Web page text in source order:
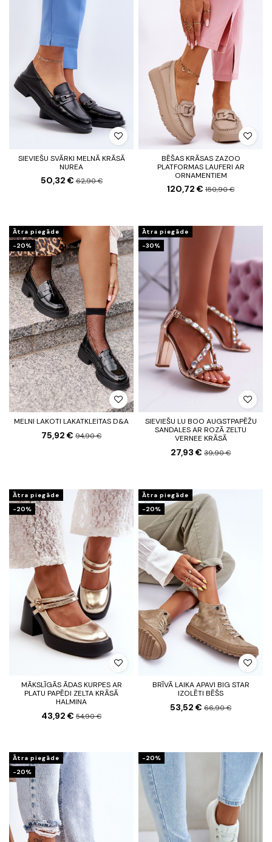
SIEVIEŠU SVĀRKI MELNĀ KRĀSĀ
NUREA
50,32 €62,90 €
BĒŠAS KRĀSAS ZAZOO
PLATFORMAS LAUFERI AR
ORNAMENTIEM
120,72 € 150,90 €
Ātra piegāde
-20%
MELNI LAKOTI LAKATKLEITAS D&A
75,92 € 94,90 €
Ātra piegāde
-30%
SIEVIEŠU LU BOO AUGSTPAPĒŽU
SANDALES AR ROZĀ ZELTU
VERNEE KRĀSĀ
27,93 € 39,90 €
Ātra piegāde
-20%
MĀKSLĪGĀS ĀDAS KURPES AR
PLATU PAPĒDI ZELTA KRĀSĀ
HALMINA
43,92 € 54,90 €
Ātra piegāde
-20%
BRĪVĀ LAIKA APAVI BIG STAR
IZOLĒTI BĒŠS
53,52 € 66,90 €
Ātra piegāde
-20%
-20%